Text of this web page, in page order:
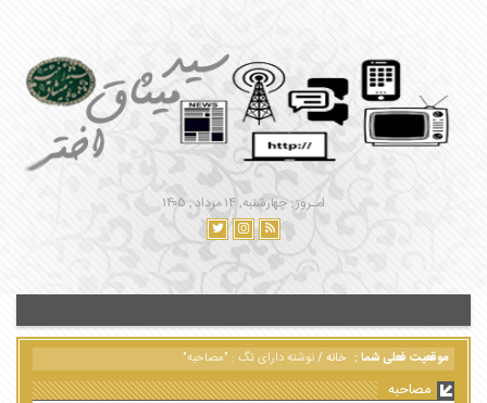
امـروز : چهارشنبه, ۱۴ مرداد , ۱۴۰۵
موقعیت فعلی شما : خانه/نوشته دارای تگ : "مصاحبه"
مصاحبه